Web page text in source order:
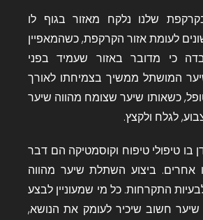
שלנו נלקח מאזור בגוף לו
לעומת אזור הקרקפת, כשהמאפיין
כי מדובר באזור שעמיד בפני
המושתל ממשיך בצמיחתו לאורך
כשאותו שיער שצומח מהווה שיער
לגלח ולקצץ.
בו טיפולי טיפוח וקוסמטיקה הם דבר
אחרים. ביצוע השתלת שיער מהווה
התקרחות. כל מי שמעוניין לבצע
חשוב שיכיר לעומק את הנושא,